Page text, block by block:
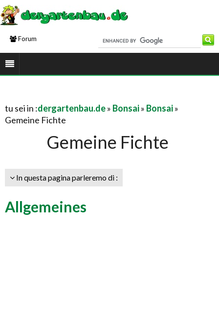
Forum
tu sei in :dergartenbau.de» Bonsai» Bonsai»
Gemeine Fichte
Gemeine Fichte
In questa pagina parleremo di :
Allgemeines